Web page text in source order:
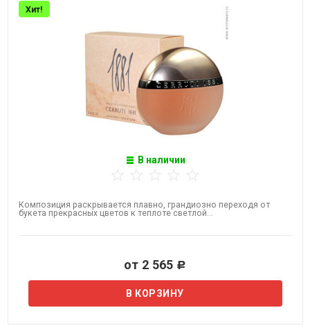
Хит!
В наличии
Композиция раскрывается плавно, грандиозно переходя от
букета прекрасных цветов к теплоте светлой...
от 2 565 Р